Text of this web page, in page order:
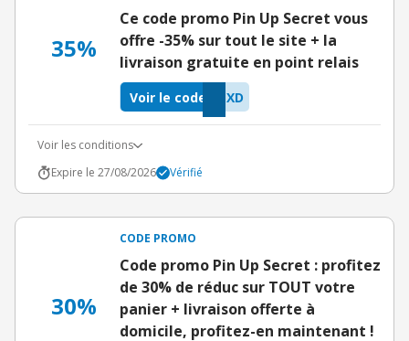
35%
Ce code promo Pin Up Secret vous
offre -35% sur tout le site + la
livraison gratuite en point relais
LXD
Voir le code
Voir les conditions
Expire le 27/08/2026
Vérifié
30%
CODE PROMO
Code promo Pin Up Secret : profitez
de 30% de réduc sur TOUT votre
panier + livraison offerte à
domicile, profitez-en maintenant !